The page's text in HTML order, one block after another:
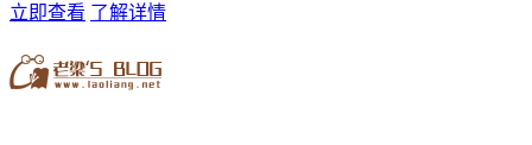
立即查看 了解详情